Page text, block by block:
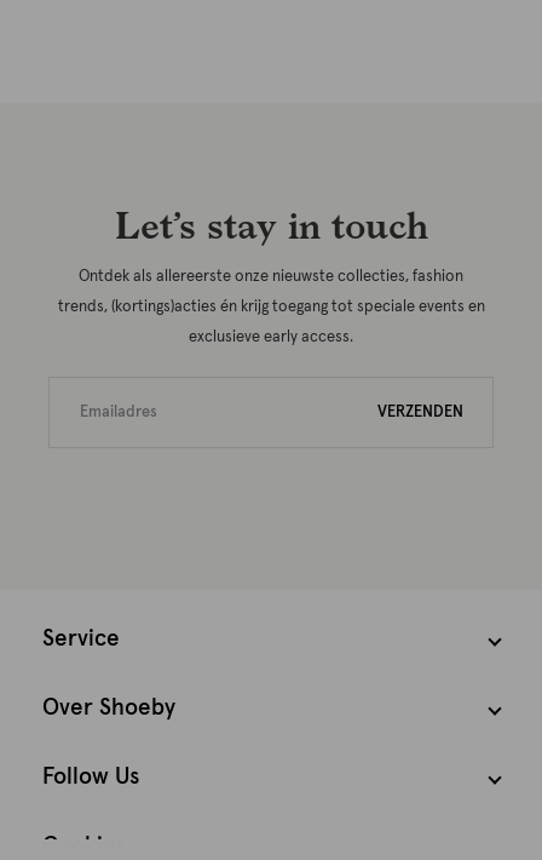
Let’s stay in touch
Ontdek als allereerste onze nieuwste collecties, fashion
trends, (kortings)acties én krijg toegang tot speciale events en
exclusieve early access.
VERZENDEN
Service
Over Shoeby
Follow Us
Cookies